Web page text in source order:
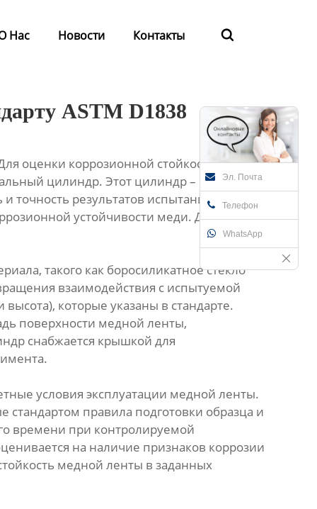
Нас Новости Контакты 
Эл. Почта
Телефон
WhatsApp
ASTM D1838
оценки коррозионной стойкости медной
цилиндр. Этот цилиндр – не просто
результатов испытаний. Его
устойчивости меди. Давайте
такого как боросиликатное стекло
взаимодействия с испытуемой
которые указаны в стандарте.
поверхности медной ленты,
снабжается крышкой для
условия эксплуатации медной ленты.
стандартом правила подготовки образца и
времени при контролируемой
на наличие признаков коррозии
медной ленты в заданных